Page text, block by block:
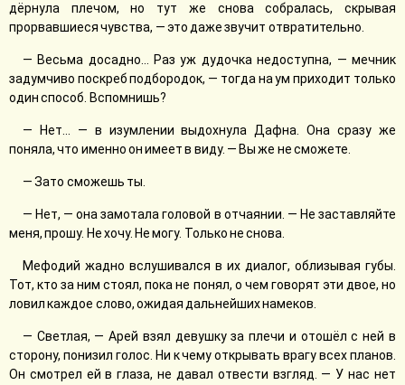
дёрнула плечом, но тут же снова собралась, скрывая
прорвавшиеся чувства, — это даже звучит отвратительно.
— Весьма досадно... Раз уж дудочка недоступна, — мечник
задумчиво поскреб подбородок, — тогда на ум приходит только
один способ. Вспомнишь?
— Нет... — в изумлении выдохнула Дафна. Она сразу же
поняла, что именно он имеет в виду. — Вы же не сможете.
— Зато сможешь ты.
— Нет, — она замотала головой в отчаянии. — Не заставляйте
меня, прошу. Не хочу. Не могу. Только не снова.
Мефодий жадно вслушивался в их диалог, облизывая губы.
Тот, кто за ним стоял, пока не понял, о чем говорят эти двое, но
ловил каждое слово, ожидая дальнейших намеков.
— Светлая, — Арей взял девушку за плечи и отошёл с ней в
сторону, понизил голос. Ни к чему открывать врагу всех планов.
Он смотрел ей в глаза, не давал отвести взгляд. — У нас нет